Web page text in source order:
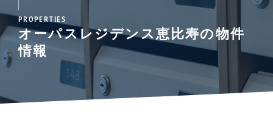
PROPERTIES
オーパスレジデンス恵比寿の物件
情報